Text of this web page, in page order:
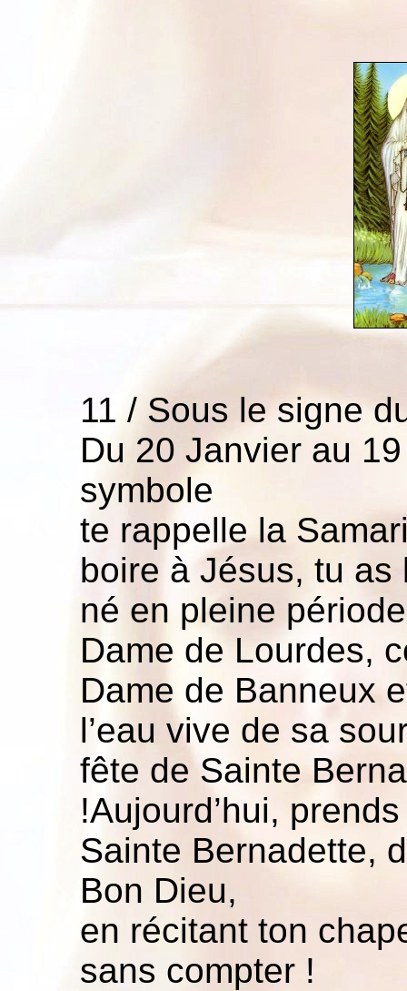
11 / Sous le signe
Du 20 Janvier au
symbole
te rappelle la
boire à Jésus, tu as
né en pleine
Dame de Lourdes,
Dame de Banneux
l’eau vive de sa
fête de Sainte
!Aujourd’hui,
Sainte Bernadette,
Bon Dieu,
en récitant ton
sans compter !